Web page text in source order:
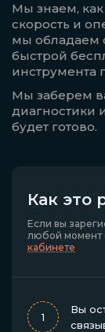
Мы знаем,
скорость и
мы обладаем
быстрой
инструмента
Мы заберем
диагностики
будет готово.
Как это
Если вы
любой момент
кабинете
1
Вы